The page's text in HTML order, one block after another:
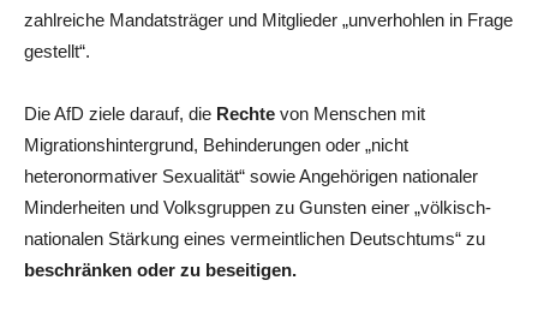
zahlreiche Mandatsträger und Mitglieder „unverhohlen in Frage
gestellt“.
Die AfD ziele darauf, die Rechte von Menschen mit
Migrationshintergrund, Behinderungen oder „nicht
heteronormativer Sexualität“ sowie Angehörigen nationaler
Minderheiten und Volksgruppen zu Gunsten einer „völkisch-
nationalen Stärkung eines vermeintlichen Deutschtums“ zu
beschränken oder zu beseitigen.